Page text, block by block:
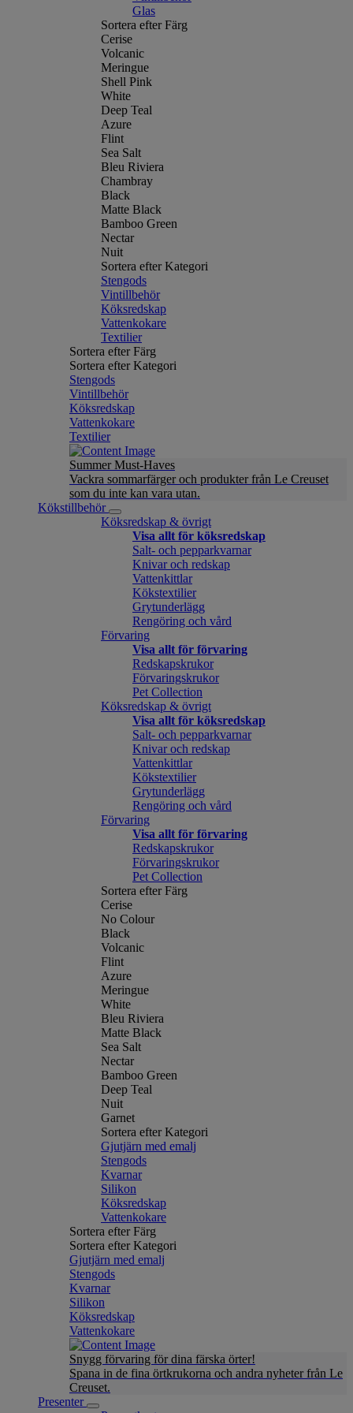
Glas
Sortera efter Färg
Cerise
Volcanic
Meringue
Shell Pink
White
Deep Teal
Azure
Flint
Sea Salt
Bleu Riviera
Chambray
Black
Matte Black
Bamboo Green
Nectar
Nuit
Sortera efter Kategori
Stengods
Vintillbehör
Köksredskap
Vattenkokare
Textilier
Sortera efter Färg
Sortera efter Kategori
Stengods
Vintillbehör
Köksredskap
Vattenkokare
Textilier
Summer Must-Haves
Vackra sommarfärger och produkter från Le Creuset
som du inte kan vara utan.
Kökstillbehör
Köksredskap & övrigt
Visa allt för köksredskap
Salt- och pepparkvarnar
Knivar och redskap
Vattenkittlar
Kökstextilier
Grytunderlägg
Rengöring och vård
Förvaring
Visa allt för förvaring
Redskapskrukor
Förvaringskrukor
Pet Collection
Köksredskap & övrigt
Visa allt för köksredskap
Salt- och pepparkvarnar
Knivar och redskap
Vattenkittlar
Kökstextilier
Grytunderlägg
Rengöring och vård
Förvaring
Visa allt för förvaring
Redskapskrukor
Förvaringskrukor
Pet Collection
Sortera efter Färg
Cerise
No Colour
Black
Volcanic
Flint
Azure
Meringue
White
Bleu Riviera
Matte Black
Sea Salt
Nectar
Bamboo Green
Deep Teal
Nuit
Garnet
Sortera efter Kategori
Gjutjärn med emalj
Stengods
Kvarnar
Silikon
Köksredskap
Vattenkokare
Sortera efter Färg
Sortera efter Kategori
Gjutjärn med emalj
Stengods
Kvarnar
Silikon
Köksredskap
Vattenkokare
Snygg förvaring för dina färska örter!
Spana in de fina örtkrukorna och andra nyheter från Le
Creuset.
Presenter